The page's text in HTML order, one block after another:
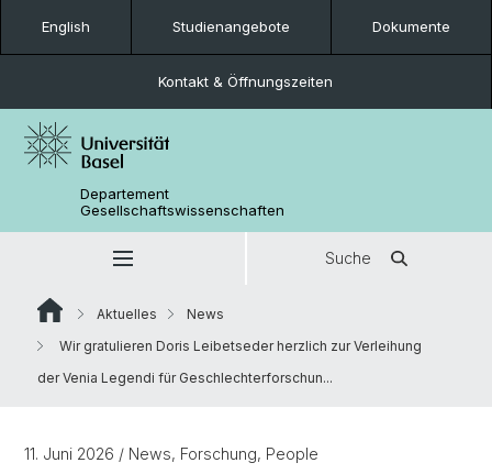
English Studienangebote Dokumente
Kontakt & Öffnungszeiten
Departement
Gesellschaftswissenschaften
Suche
Aktuelles
News
Wir gratulieren Doris Leibetseder herzlich zur Verleihung
der Venia Legendi für Geschlechterforschun...
11. Juni 2026 / News, Forschung, People